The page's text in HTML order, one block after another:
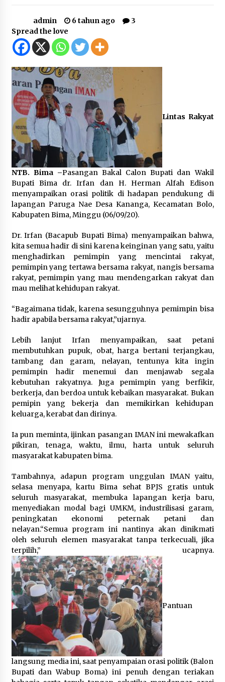
Jajaran Polsek Kempo Amankan ODGJ yang
Sering Meresahkan Warga di wilayah
hukumnya
1 minggu ago
Stop Buang Biji Asam! Warga Nusa Jaya Sulap
Jadi Camilan Kekinian
1 minggu ago
Bupati Ady Tak Konsisten, Jargon Jabatan
Tanpa Mahar Hanya Modus
2 minggu ago
Batu yang Dulunya Mengganggu, Kini Jadi
Berkah Bagi Petani Desa Mpuri
2 minggu ago
Sambut Hari Anak 2026 Bertema “21 Kambeke
Anak”, Babinkamtibmas Desa Ta’a dan Babinsa
Desa Ta’a Gelar Patroli KambekeMalam
Pelarian terduga Otak Curanmor di Kecamatan
kempo, Berakhir di tangan Tim Opsnal Polsek
Kempo
3 minggu ago
selama Sepekan
3 minggu ago
Tim Opsnal Polsek Kempo Amankan salah satu
Terduga Curanmor yang sempat jadi DPO
selama Sepekan
3 minggu ago
Sekjen GTKN Desak Revisi PermenPANRB
Nomor 9 Tahun 2026, Soroti Ketidakpastian
Nasib PPPK Paruh Waktu di Tengah
Keterbatasan Fiskal Daerah
4 minggu ago
Polsek Pekat Kawal Aksi Petani Tebu Secara
Humanis, Dialog dengan PT SMS Hasilkan
Kesepakatan Awal Demi Menjaga Harkamtibmas
SATRESNARKOBA POLRES DOMPU AMANKAN
TERDUGA PELAKU NARKOTIKA DI KECAMATAN
KEMPO, BELASAN PAKET DIDUGA SABU DISITA
1 bulan ago
admin 6 tahun ago
3
Spread the love
Lintas Rakyat
NTB. Bima –Pasangan Bakal Calon Bupati dan Wakil
Bupati Bima dr. Irfan dan H. Herman Alfah Edison
menyampaikan orasi politik di hadapan pendukung di
lapangan Paruga Nae Desa Kananga, Kecamatan Bolo,
Kabupaten Bima, Minggu (06/09/20).
Dr. Irfan (Bacapub Bupati Bima) menyampaikan bahwa,
kita semua hadir di sini karena keinginan yang satu, yaitu
menghadirkan pemimpin yang mencintai rakyat,
pemimpin yang tertawa bersama rakyat, nangis bersama
rakyat, pemimpin yang mau mendengarkan rakyat dan
mau melihat kehidupan rakyat.
“Bagaimana tidak, karena sesungguhnya pemimpin bisa
hadir apabila bersama rakyat,”ujarnya.
Lebih lanjut Irfan menyampaikan, saat petani
membutuhkan pupuk, obat, harga bertani terjangkau,
tambang dan garam, nelayan, tentunya kita ingin
pemimpin hadir menemui dan menjawab segala
kebutuhan rakyatnya. Juga pemimpin yang berfikir,
berkerja, dan berdoa untuk kebaikan masyarakat. Bukan
pemipin yang bekerja dan memikirkan kehidupan
keluarga, kerabat dan dirinya.
Ia pun meminta, ijinkan pasangan IMAN ini mewakafkan
pikiran, tenaga, waktu, ilmu, harta untuk seluruh
masyarakat kabupaten bima.
Tambahnya, adapun program unggulan IMAN yaitu,
selasa menyapa, kartu Bima sehat BPJS gratis untuk
seluruh masyarakat, membuka lapangan kerja baru,
menyediakan modal bagi UMKM, industrilisasi garam,
peningkatan ekonomi peternak petani dan
nelayan.“Semua program ini nantinya akan dinikmati
oleh seluruh elemen masyarakat tanpa terkecuali, jika
terpilih,” ucapnya.
Pantuan
langsung media ini, saat penyampaian orasi politik (Balon
Bupati dan Wabup Boma) ini penuh dengan teriakan